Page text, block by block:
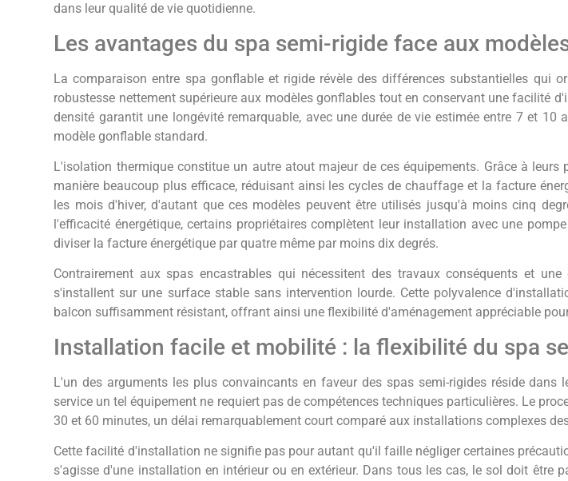
dans leur qualité de vie quotidienne.
Les avantages du spa semi-rigide face aux
La comparaison entre spa gonflable et rigide révèle des différences substantielles qui
robustesse nettement supérieure aux modèles gonflables tout en conservant une facilité
densité garantit une longévité remarquable, avec une durée de vie estimée entre 7 et
modèle gonflable standard.
L'isolation thermique constitue un autre atout majeur de ces équipements. Grâce à
manière beaucoup plus efficace, réduisant ainsi les cycles de chauffage et la facture
les mois d'hiver, d'autant que ces modèles peuvent être utilisés jusqu'à moins cinq
l'efficacité énergétique, certains propriétaires complètent leur installation avec une
diviser la facture énergétique par quatre même par moins dix degrés.
Contrairement aux spas encastrables qui nécessitent des travaux conséquents et
s'installent sur une surface stable sans intervention lourde. Cette polyvalence
balcon suffisamment résistant, offrant ainsi une flexibilité d'aménagement appréciable
Installation facile et mobilité : la flexibilité du spa
L'un des arguments les plus convaincants en faveur des spas semi-rigides réside
service un tel équipement ne requiert pas de compétences techniques particulières. Le
30 et 60 minutes, un délai remarquablement court comparé aux installations complexes
Cette facilité d'installation ne signifie pas pour autant qu'il faille négliger certaines
s'agisse d'une installation en intérieur ou en extérieur. Dans tous les cas, le sol doit